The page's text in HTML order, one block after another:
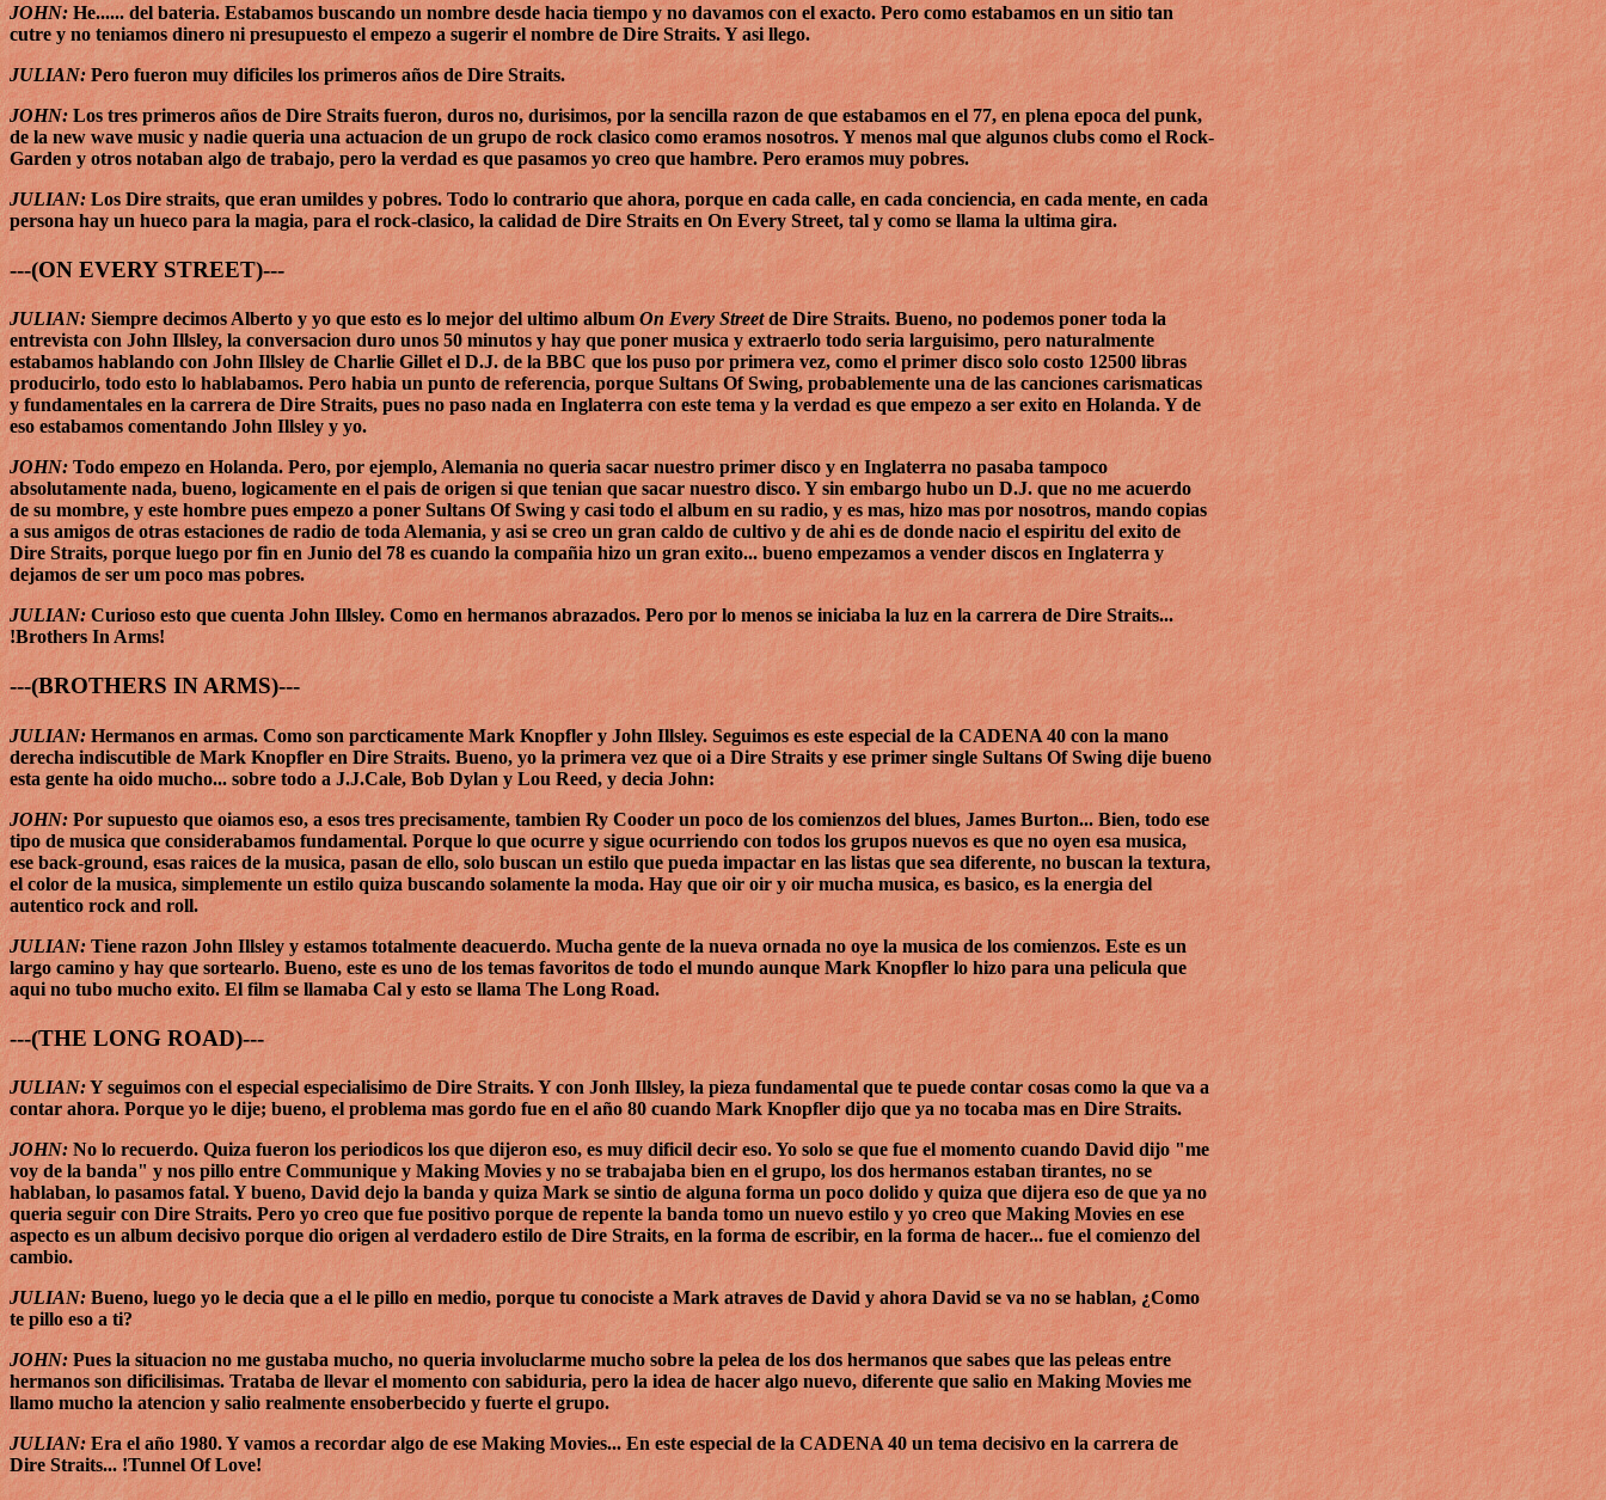
JOHN: He...... del bateria. Estabamos buscando un nombre desde hacia tiempo y no davamos con el exacto. Pero como estabamos en un sitio tan
cutre y no teniamos dinero ni presupuesto el empezo a sugerir el nombre de Dire Straits. Y asi llego.
JULIAN: Pero fueron muy dificiles los primeros años de Dire Straits.
JOHN: Los tres primeros años de Dire Straits fueron, duros no, durisimos, por la sencilla razon de que estabamos en el 77, en plena epoca del punk,
de la new wave music y nadie queria una actuacion de un grupo de rock clasico como eramos nosotros. Y menos mal que algunos clubs como el Rock-
Garden y otros notaban algo de trabajo, pero la verdad es que pasamos yo creo que hambre. Pero eramos muy pobres.
JULIAN:Los Dire straits, que eran umildes y pobres. Todo lo contrario que ahora, porque en cada calle, en cada conciencia, en cada mente, en cada
persona hay un hueco para la magia, para el rock-clasico, la calidad de Dire Straits en On Every Street, tal y como se llama la ultima gira.
---(ON EVERY STREET)---
JULIAN:Siempre decimos Alberto y yo que esto es lo mejor del ultimo album On Every Streetde Dire Straits. Bueno, no podemos poner toda la
entrevista con John Illsley, la conversacion duro unos 50 minutos y hay que poner musica y extraerlo todo seria larguisimo, pero naturalmente
estabamos hablando con John Illsley de Charlie Gillet el D.J. de la BBC que los puso por primera vez, como el primer disco solo costo 12500 libras
producirlo, todo esto lo hablabamos. Pero habia un punto de referencia, porque Sultans Of Swing, probablemente una de las canciones carismaticas
y fundamentales en la carrera de Dire Straits, pues no paso nada en Inglaterra con este tema y la verdad es que empezo a ser exito en Holanda. Y de
eso estabamos comentando John Illsley y yo.
JOHN: Todo empezo en Holanda. Pero, por ejemplo, Alemania no queria sacar nuestro primer disco y en Inglaterra no pasaba tampoco
absolutamente nada, bueno, logicamente en el pais de origen si que tenian que sacar nuestro disco. Y sin embargo hubo un D.J. que no me acuerdo
de su mombre, y este hombre pues empezo a poner Sultans Of Swing y casi todo el album en su radio, y es mas, hizo mas por nosotros, mando copias
a sus amigos de otras estaciones de radio de toda Alemania, y asi se creo un gran caldo de cultivo y de ahi es de donde nacio el espiritu del exito de
Dire Straits, porque luego por fin en Junio del 78 es cuando la compañia hizo un gran exito... bueno empezamos a vender discos en Inglaterra y
dejamos de ser um poco mas pobres.
JULIAN:Curioso esto que cuenta John Illsley. Como en hermanos abrazados. Pero por lo menos se iniciaba la luz en la carrera de Dire Straits...
!Brothers In Arms!
---(BROTHERS IN ARMS)---
JULIAN: Hermanos en armas. Como son parcticamente Mark Knopfler y John Illsley. Seguimos es este especial de la CADENA 40 con la mano
derecha indiscutible de Mark Knopfler en Dire Straits. Bueno, yo la primera vez que oi a Dire Straits y ese primer single Sultans Of Swing dije bueno
esta gente ha oido mucho... sobre todo a J.J.Cale, Bob Dylan y Lou Reed, y decia John:
JOHN: Por supuesto que oiamos eso, a esos tres precisamente, tambien Ry Cooder un poco de los comienzos del blues, James Burton... Bien, todo ese
tipo de musica que considerabamos fundamental. Porque lo que ocurre y sigue ocurriendo con todos los grupos nuevos es que no oyen esa musica,
ese back-ground, esas raices de la musica, pasan de ello, solo buscan un estilo que pueda impactar en las listas que sea diferente, no buscan la textura,
el color de la musica, simplemente un estilo quiza buscando solamente la moda. Hay que oir oir y oir mucha musica, es basico, es la energia del
autentico rock and roll.
JULIAN: Tiene razon John Illsley y estamos totalmente deacuerdo. Mucha gente de la nueva ornada no oye la musica de los comienzos. Este es un
largo camino y hay que sortearlo. Bueno, este es uno de los temas favoritos de todo el mundo aunque Mark Knopfler lo hizo para una pelicula que
aqui no tubo mucho exito. El film se llamaba Cal y esto se llama The Long Road.
---(THE LONG ROAD)---
JULIAN:Y seguimos con el especial especialisimo de Dire Straits. Y con Jonh Illsley, la pieza fundamental que te puede contar cosas como la que va a
contar ahora. Porque yo le dije; bueno, el problema mas gordo fue en el año 80 cuando Mark Knopfler dijo que ya no tocaba mas en Dire Straits.
JOHN: No lo recuerdo. Quiza fueron los periodicos los que dijeron eso, es muy dificil decir eso. Yo solo se que fue el momento cuando David dijo "me
voy de la banda" y nos pillo entre Communique y Making Movies y no se trabajaba bien en el grupo, los dos hermanos estaban tirantes, no se
hablaban, lo pasamos fatal. Y bueno, David dejo la banda y quiza Mark se sintio de alguna forma un poco dolido y quiza que dijera eso de que ya no
queria seguir con Dire Straits. Pero yo creo que fue positivo porque de repente la banda tomo un nuevo estilo y yo creo que Making Movies en ese
aspecto es un album decisivo porque dio origen al verdadero estilo de Dire Straits, en la forma de escribir, en la forma de hacer... fue el comienzo del
cambio.
JULIAN: Bueno, luego yo le decia que a el le pillo en medio, porque tu conociste a Mark atraves de David y ahora David se va no se hablan, ¿Como
te pillo eso a ti?
JOHN: Pues la situacion no me gustaba mucho, no queria involuclarme mucho sobre la pelea de los dos hermanos que sabes que las peleas entre
hermanos son dificilisimas. Trataba de llevar el momento con sabiduria, pero la idea de hacer algo nuevo, diferente que salio en Making Movies me
llamo mucho la atencion y salio realmente ensoberbecido y fuerte el grupo.
JULIAN:Era el año 1980. Y vamos a recordar algo de ese Making Movies... En este especial de la CADENA 40 un tema decisivo en la carrera de
Dire Straits... !Tunnel Of Love!